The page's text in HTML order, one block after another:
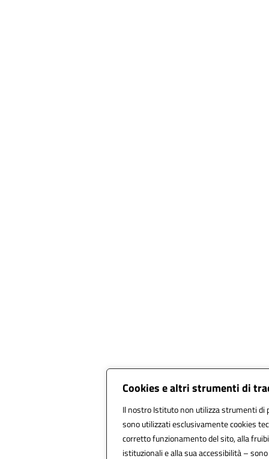
Cookies e altri strumenti di
Il nostro Istituto non utilizza strumenti di
sono utilizzati esclusivamente cookies
corretto funzionamento del sito, alla
istituzionali e alla sua accessibilità –